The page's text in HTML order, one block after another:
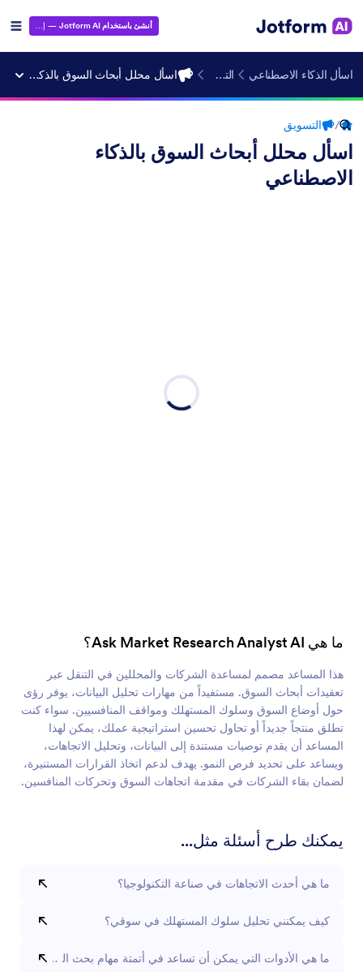
أنشئ باستخدام Jotform AI — إنه مجاني!
اسأل الذكاء الاصطناعي التسويق اسأل محلل أبحاث السوق بالذكاء الاصطناعي
/ التسويق
اسأل محلل أبحاث السوق بالذكاء
الاصطناعي
ما هي Ask Market Research Analyst AI؟
هذا المساعد مصمم لمساعدة الشركات والمحللين في التنقل عبر
تعقيدات أبحاث السوق. مستفيداً من مهارات تحليل البيانات، يوفر رؤى
حول أوضاع السوق وسلوك المستهلك ومواقف المنافسيين. سواء كنت
تطلق منتجاً جديداً أو تحاول تحسين استراتيجية عملك، يمكن لهذا
المساعد أن يقدم توصيات مستندة إلى البيانات، وتحليل الاتجاهات،
ويساعد على تحديد فرص النمو. يهدف لدعم اتخاذ القرارات المستنيرة،
لضمان بقاء الشركات في مقدمة اتجاهات السوق وتحركات المنافسين.
يمكنك طرح أسئلة مثل...
ما هي أحدث الاتجاهات في صناعة التكنولوجيا؟
كيف يمكنني تحليل سلوك المستهلك في سوقي؟
ما هي الأدوات التي يمكن أن تساعد في أتمتة مهام بحث السوق